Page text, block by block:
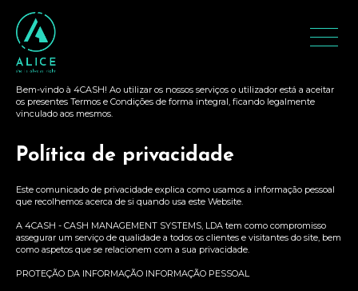
Termos de utilização
Bem-vindo à 4CASH! Ao utilizar os nossos serviços o utilizador está a aceitar
os presentes Termos e Condições de forma integral, ficando legalmente
vinculado aos mesmos.
Política de privacidade
Este comunicado de privacidade explica como usamos a informação pessoal
que recolhemos acerca de si quando usa este Website.
A 4CASH - CASH MANAGEMENT SYSTEMS, LDA tem como compromisso
assegurar um serviço de qualidade a todos os clientes e visitantes do site, bem
como aspetos que se relacionem com a sua privacidade.
PROTEÇÃO DA INFORMAÇÃO INFORMAÇÃO PESSOAL